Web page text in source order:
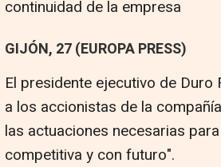
continuidad de la empresa
GIJÓN, 27 (EUROPA PRESS)
El presidente ejecutivo de
a los accionistas de la
las actuaciones necesarias
competitiva y con futuro".